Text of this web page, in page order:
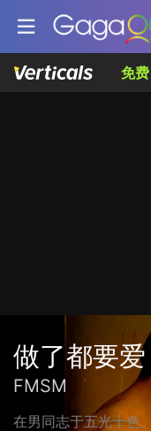
免费
做了都要爱
FMSM
在男同志于五光十色